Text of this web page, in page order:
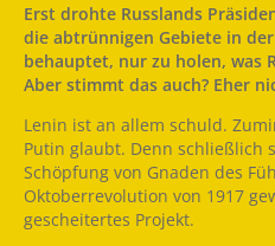
Erst drohte Russlands
die abtrünnigen Gebiete in
behauptet, nur zu holen, was
Aber stimmt das auch? Eher
Lenin ist an allem schuld.
Putin glaubt. Denn schließlich
Schöpfung von Gnaden des
Oktoberrevolution von 1917
gescheitertes Projekt.